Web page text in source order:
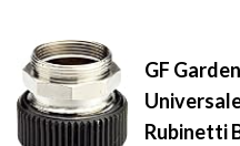
GF
Rubinetti